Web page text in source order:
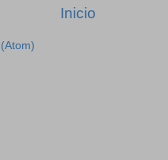
Inicio